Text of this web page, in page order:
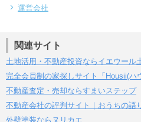
運営会社
関連サイト
土地活用・不動産投資ならイエウール
完全会員制の家探しサイト「Housii(ハ
不動産査定・売却ならすまいステップ
不動産会社の評判サイト｜おうちの語
外壁塗装ならヌリカエ